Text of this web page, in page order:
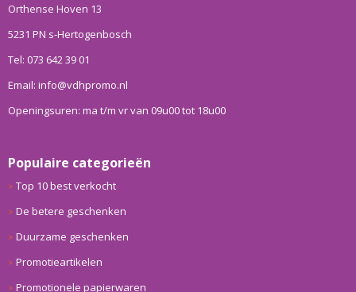
Orthense Hoven 13
5231 PN s-Hertogenbosch
Tel: 073 642 39 01
Email: info@vdhpromo.nl
Openingsuren: ma t/m vr van 09u00 tot 18u00
Populaire categorieën
Top 10 best verkocht
De betere geschenken
Duurzame geschenken
Promotieartikelen
Promotionele papierwaren